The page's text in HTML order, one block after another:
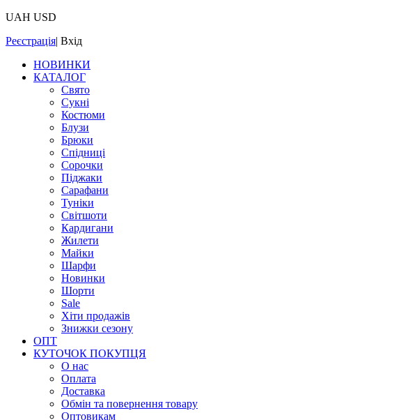
UAH USD
Реєстрація| Вхід
НОВИНКИ
КАТАЛОГ
Свято
Сукні
Костюми
Блузи
Брюки
Спідниці
Сорочки
Піджаки
Сарафани
Туніки
Світшоти
Кардигани
Жилети
Майки
Шарфи
Новинки
Шорти
Sale
Хіти продажів
Знижки сезону
ОПТ
КУТОЧОК ПОКУПЦЯ
О нас
Оплата
Доставка
Обмін та повернення товару
Оптовикам